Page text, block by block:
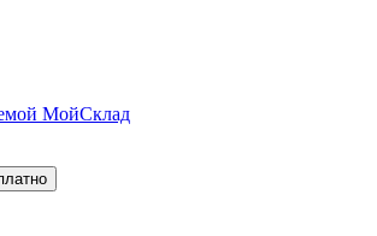
МойСклад